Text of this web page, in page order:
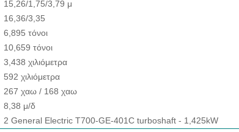
15,26/1,75/3,79 μ
16,36/3,35
6,895 τόνοι
10,659 τόνοι
3,438 χιλιόμετρα
592 χιλιόμετρα
267 χαω / 168 χαω
8,38 μ/δ
2 General Electric T700-GE-401C turboshaft - 1,425kW